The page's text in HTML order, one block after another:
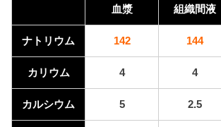
血漿
組織間液
ナトリウム 142 144
カリウム 4 4
カルシウム 5 2.5